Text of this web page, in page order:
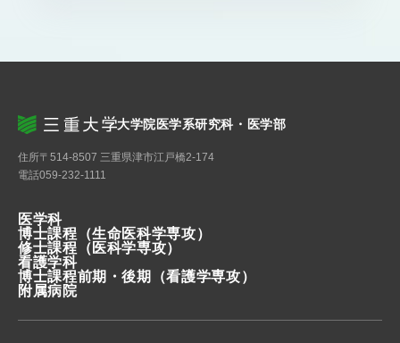
大学院医学系研究科・医学部
住所〒514-8507 三重県津市江戸橋2-174
電話059-232-1111
医学科
博士課程 （生命医科学専攻）
修士課程 （医科学専攻）
看護学科
博士課程前期・後期
（看護学専攻）
附属病院